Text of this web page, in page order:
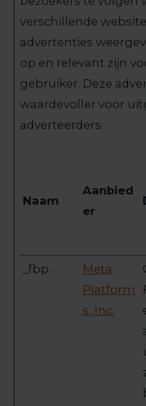
verschillende
advertenties
op en relevant zijn
gebruiker. Deze
waardevoller voor
adverteerders.
Naam
Aanbied
er
_fbp
Meta
Platform
s, Inc.